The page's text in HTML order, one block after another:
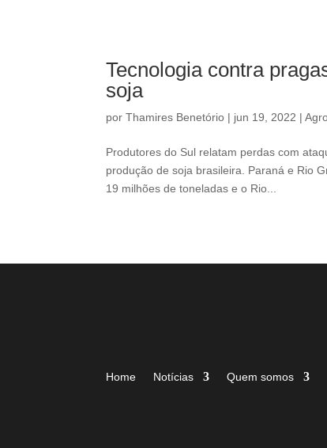
Tecnologia contra
soja
porThamires Benetório | jun 19, 2022 |
Produtores do Sul relatam perdas com
produção de soja brasileira. Paraná e Rio
19 milhões de toneladas e o Rio...
Home Notícias Quem somos